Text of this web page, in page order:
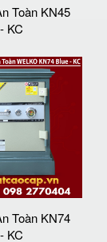
Toàn KN45
- KC
Toàn KN74
- KC